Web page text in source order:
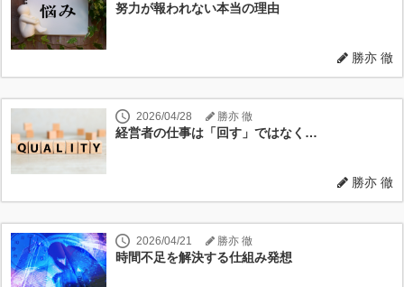
努力が報われない本当の理由
勝亦 徹
2026/04/28 勝亦 徹
経営者の仕事は「回す」ではなく…
勝亦 徹
2026/04/21 勝亦 徹
時間不足を解決する仕組み発想